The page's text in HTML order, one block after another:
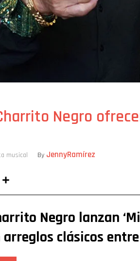
Negro
musical By JennyRamírez
Email
Negro lanzan
arreglos clásicos